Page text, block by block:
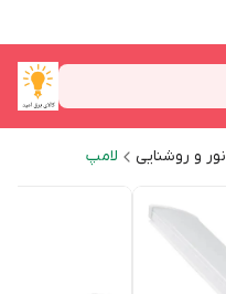
نور و روشنایی لامپ